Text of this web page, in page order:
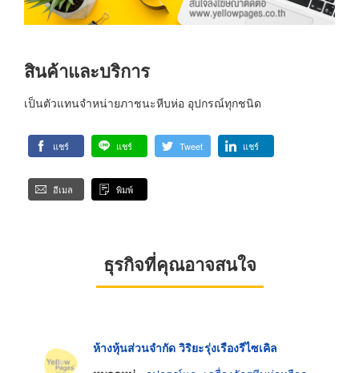
สินค้าและบริการ
เป็นตัวแทนจำหน่ายภาชนะหีบห่อ อุปกรณ์ทุกชนิด
แชร์ แชร์ Tweet แชร์
อีเมล พิมพ์
ธุรกิจที่คุณอาจสนใจ
ห้างหุ้นส่วนจำกัด วิริยะรุ่งเรืองรีไซเคิล